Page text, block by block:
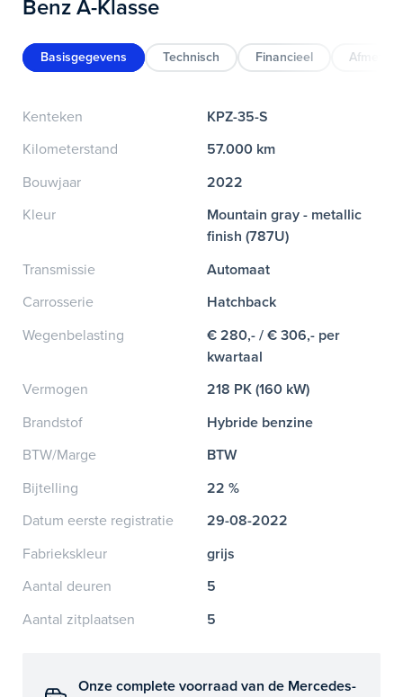
Benz A-Klasse
Basisgegevens Technisch Financieel
Kenteken
KPZ-35-S
Kilometerstand
57.000 km
Bouwjaar
2022
Kleur
Mountain gray - metallic
finish (787U)
Transmissie
Automaat
Carrosserie
Hatchback
Wegenbelasting
€ 280,- / € 306,- per
kwartaal
Vermogen
218 PK (160 kW)
Brandstof
Hybride benzine
BTW/Marge
BTW
Bijtelling
22 %
Datum eerste registratie
29-08-2022
Fabriekskleur
grijs
Aantal deuren
5
Aantal zitplaatsen
5
Onze complete voorraad van de Mercedes-